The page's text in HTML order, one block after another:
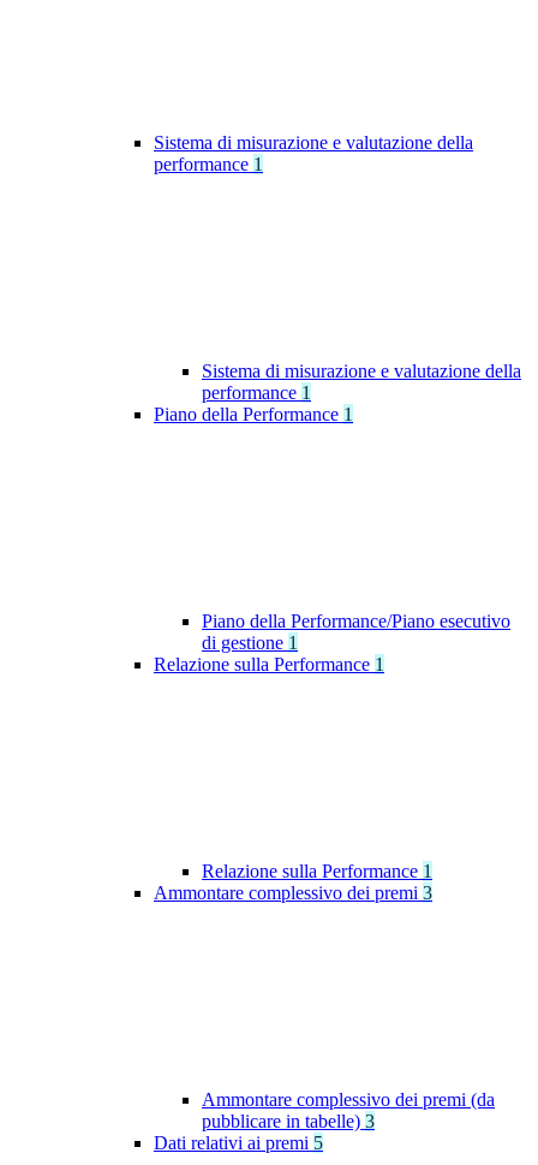
Sistema di misurazione e valutazione della
performance 1
Sistema di misurazione e valutazione della
performance 1
Piano della Performance 1
Piano della Performance/Piano esecutivo
di gestione 1
Relazione sulla Performance 1
Relazione sulla Performance 1
Ammontare complessivo dei premi 3
Ammontare complessivo dei premi (da
pubblicare in tabelle) 3
Dati relativi ai premi 5